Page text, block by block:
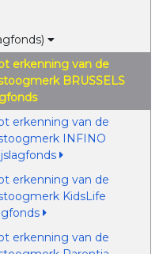
erkenning van de
BRUSSELS
erkenning van de
INFINO
erkenning van de
KidsLife
erkenning van de